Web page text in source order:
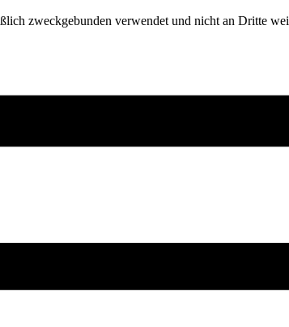
zweckgebunden verwendet und nicht an Dritte